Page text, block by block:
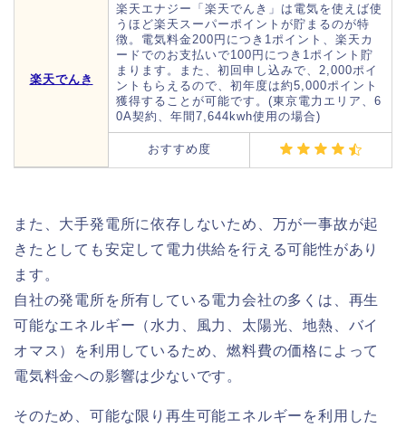
楽天でんき
楽天エナジー「楽天でんき」は電気を使えば使
うほど楽天スーパーポイントが貯まるのが特
徴。電気料金200円につき1ポイント、楽天カ
ードでのお支払いで100円につき1ポイント貯
まります。また、初回申し込みで、2,000ポイ
ントもらえるので、初年度は約5,000ポイント
獲得することが可能です。(東京電力エリア、6
0A契約、年間7,644kwh使用の場合)
おすすめ度
また、大手発電所に依存しないため、万が一事故が起
きたとしても安定して電力供給を行える可能性があり
ます。
自社の発電所を所有している電力会社の多くは、再生
可能なエネルギー（水力、風力、太陽光、地熱、バイ
オマス）を利用しているため、燃料費の価格によって
電気料金への影響は少ないです。
そのため、可能な限り再生可能エネルギーを利用した